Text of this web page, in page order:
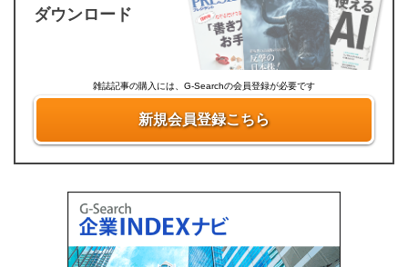
ダウンロード
雑誌記事の購入には、G-Searchの会員登録が必要です
新規会員登録こちら